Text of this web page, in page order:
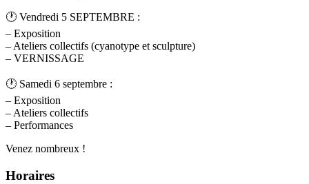
🕐 Vendredi 5 SEPTEMBRE :
– Exposition
– Ateliers collectifs (cyanotype et sculpture)
– VERNISSAGE
🕐 Samedi 6 septembre :
– Exposition
– Ateliers collectifs
– Performances
Venez nombreux !
Horaires